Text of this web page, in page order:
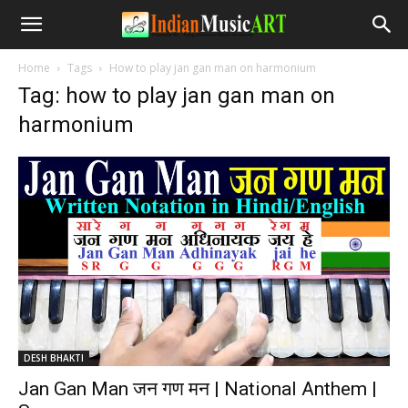
Home Tags How to play jan gan man on harmonium
Tag: how to play jan gan man on
harmonium
DESH BHAKTI
Jan Gan Man जन गण मन | National Anthem |